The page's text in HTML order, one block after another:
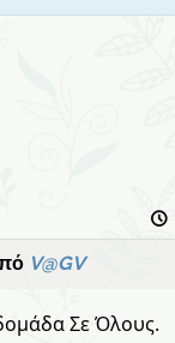
V@GV
Σε Όλους.